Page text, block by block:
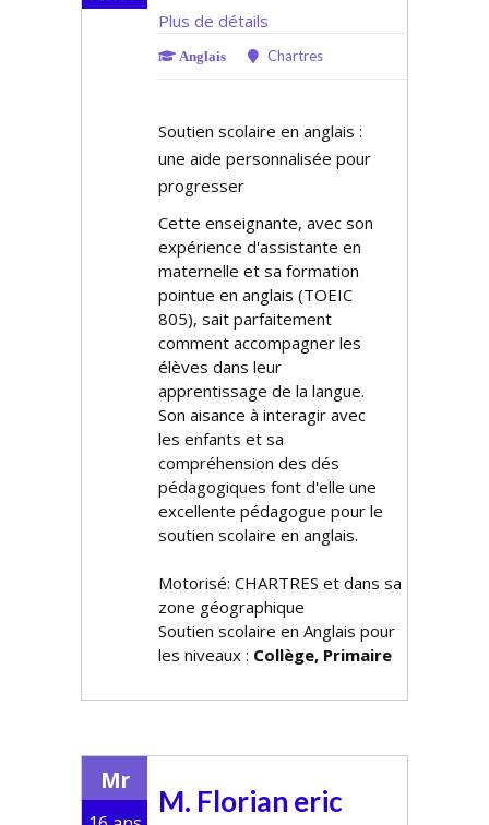
Plus de détails
Anglais Chartres
Soutien scolaire en anglais :
une aide personnalisée pour
progresser
Cette enseignante, avec son
expérience d'assistante en
maternelle et sa formation
pointue en anglais (TOEIC
805), sait parfaitement
comment accompagner les
élèves dans leur
apprentissage de la langue.
Son aisance à interagir avec
les enfants et sa
compréhension des défis
pédagogiques font d'elle une
excellente pédagogue pour le
soutien scolaire en anglais.
Motorisé: CHARTRES et dans sa
zone géographique
Soutien scolaire en Anglais pour
les niveaux : Collège, Primaire
Mr
M. Florian eric